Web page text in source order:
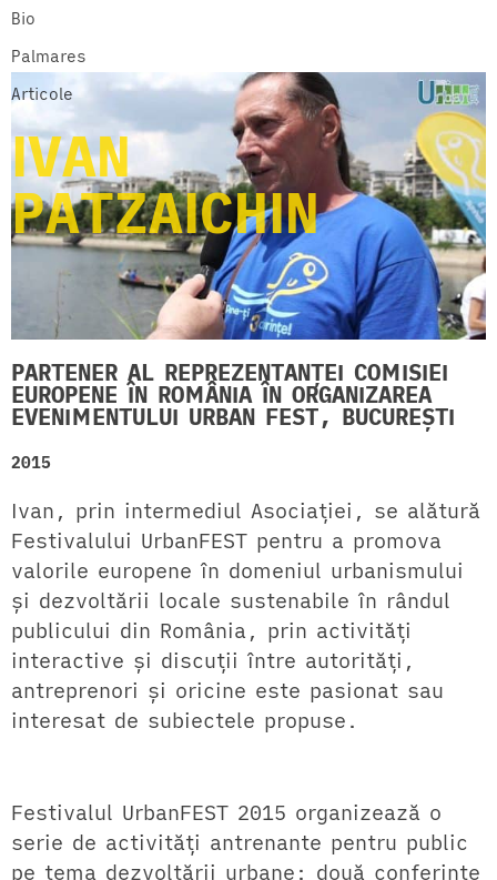
Bio
Palmares
Articole
IVAN
PATZAICHIN
PARTENER AL REPREZENTANȚEI COMISIEI
EUROPENE ÎN ROMÂNIA ÎN ORGANIZAREA
EVENIMENTULUI URBAN FEST, BUCUREȘTI
2015
Ivan, prin intermediul Asociației, se alătură
Festivalului UrbanFEST pentru a promova
valorile europene în domeniul urbanismului
și dezvoltării locale sustenabile în rândul
publicului din România, prin activități
interactive și discuții între autorități,
antreprenori și oricine este pasionat sau
interesat de subiectele propuse.
Festivalul UrbanFEST 2015 organizează o
serie de activități antrenante pentru public
pe tema dezvoltării urbane: două conferințe